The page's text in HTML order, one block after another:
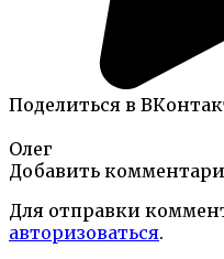
Поделиться в
Олег
Добавить
Для отправки
авторизоваться.